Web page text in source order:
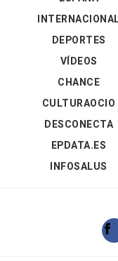
DEPORTES
VÍDEOS
CHANCE
CULTURAOCIO
DESCONECTA
EPDATA.ES
INFOSALUS